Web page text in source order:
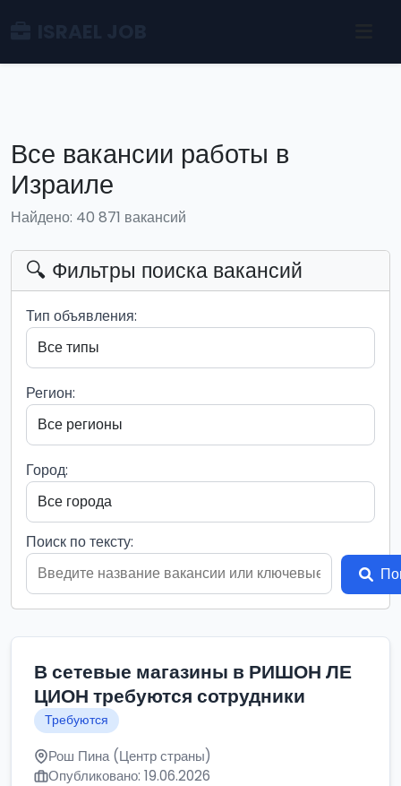
Все вакансии работы в
Израиле
Найдено: 40 871 вакансий
🔍 Фильтры поиска вакансий
Тип объявления:
Регион:
Город:
Поиск по тексту:
В сетевые магазины в РИШОН ЛЕ
ЦИОН требуются сотрудники
Требуются
Рош Пина (Центр страны)
Опубликовано: 19.06.2026